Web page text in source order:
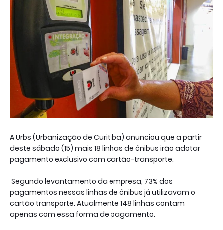
A Urbs (Urbanização de Curitiba) anunciou que a partir
deste sábado (15) mais 18 linhas de ônibus irão adotar
pagamento exclusivo com cartão-transporte.
Segundo levantamento da empresa, 73% dos
pagamentos nessas linhas de ônibus já utilizavam o
cartão transporte. Atualmente 148 linhas contam
apenas com essa forma de pagamento.